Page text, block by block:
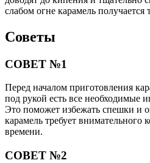
слабом огне карамель получается
Советы
СОВЕТ №1
Перед началом приготовления
под рукой есть все необходимые
Это поможет избежать спешки и
карамель требует внимательного
времени.
СОВЕТ №2